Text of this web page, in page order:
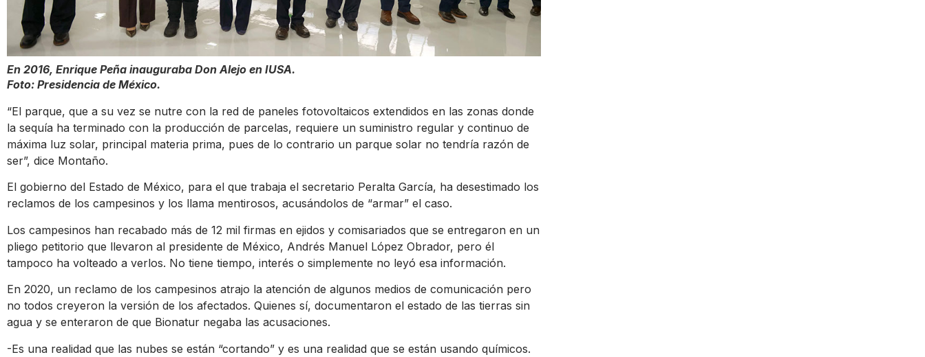
En 2016, Enrique Peña inauguraba Don Alejo en IUSA.
Foto: Presidencia de México.
“El parque, que a su vez se nutre con la red de paneles fotovoltaicos extendidos en las zonas donde
la sequía ha terminado con la producción de parcelas, requiere un suministro regular y continuo de
máxima luz solar, principal materia prima, pues de lo contrario un parque solar no tendría razón de
ser”, dice Montaño.
El gobierno del Estado de México, para el que trabaja el secretario Peralta García, ha desestimado los
reclamos de los campesinos y los llama mentirosos, acusándolos de “armar” el caso.
Los campesinos han recabado más de 12 mil firmas en ejidos y comisariados que se entregaron en un
pliego petitorio que llevaron al presidente de México, Andrés Manuel López Obrador, pero él
tampoco ha volteado a verlos. No tiene tiempo, interés o simplemente no leyó esa información.
En 2020, un reclamo de los campesinos atrajo la atención de algunos medios de comunicación pero
no todos creyeron la versión de los afectados. Quienes sí, documentaron el estado de las tierras sin
agua y se enteraron de que Bionatur negaba las acusaciones.
-Es una realidad que las nubes se están “cortando” y es una realidad que se están usando químicos.